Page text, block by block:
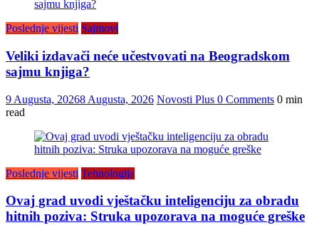
Poslednje vijesti Sajmovi
Veliki izdavači neće učestvovati na Beogradskom
sajmu knjiga?
9 Augusta, 20268 Augusta, 2026 Novosti Plus 0 Comments 0 min
read
Poslednje vijesti Tehnologija
Ovaj grad uvodi vještačku inteligenciju za obradu
hitnih poziva: Struka upozorava na moguće greške